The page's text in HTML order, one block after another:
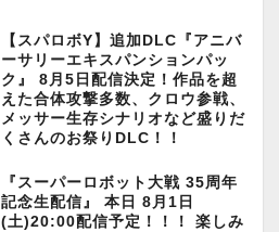
【スパロボY】追加DLC『アニバ
ーサリーエキスパンションパッ
ク』 8月5日配信決定！作品を超
えた合体攻撃多数、クロウ参戦、
メッサー生存シナリオなど盛りだ
くさんのお祭りDLC！！
『スーパーロボット大戦 35周年
記念生配信』 本日 8月1日
(土)20:00配信予定！！！ 楽しみ